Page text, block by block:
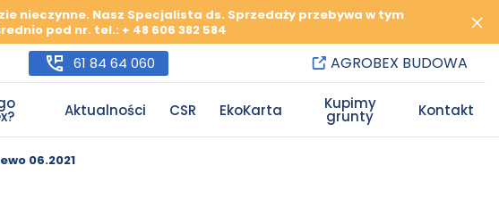
nieczynne. Nasz Specjalista ds. Sprzedaży przebywa w tym
pod nr. tel.: + 48 606 382 584
61 84 64 060 AGROBEX BUDOWA
Aktualności CSR EkoKarta Kupimy
grunty Kontakt
06.2021